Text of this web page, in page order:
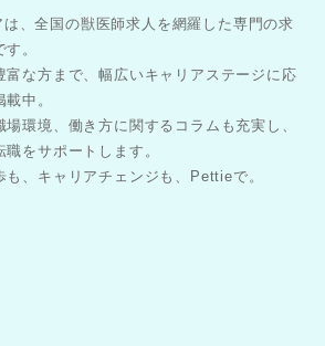
、全国の獣医師求人を網羅した専門の求
。
富な方まで、幅広いキャリアステージに応
中。
環境、働き方に関するコラムも充実し、
をサポートします。
、キャリアチェンジも、Pettieで。